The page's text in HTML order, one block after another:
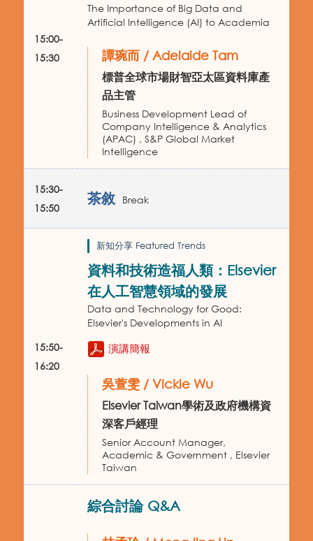
15:00-
15:30
The Importance of Big Data and
Artificial Intelligence (AI) to Academia
譚琬而 / Adelaide Tam
標普全球市場財智亞太區資料庫產
品主管
Business Development Lead of
Company Intelligence & Analytics
(APAC) , S&P Global Market
Intelligence
15:30-
15:50
茶敘 Break
15:50-
16:20
新知分享 Featured Trends
資料和技術造福人類：Elsevier
在人工智慧領域的發展
Data and Technology for Good:
Elsevier's Developments in AI
演講簡報
吳萱雯 / Vickie Wu
Elsevier Taiwan學術及政府機構資
深客戶經理
Senior Account Manager,
Academic & Government , Elsevier
Taiwan
綜合討論 Q&A